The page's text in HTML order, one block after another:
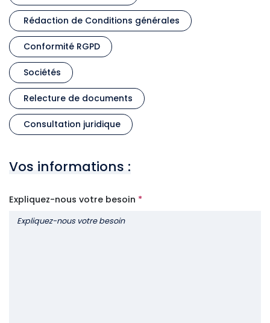
Rédaction de Conditions générales
Conformité RGPD
Sociétés
Relecture de documents
Consultation juridique
Vos informations :
Expliquez-nous votre besoin